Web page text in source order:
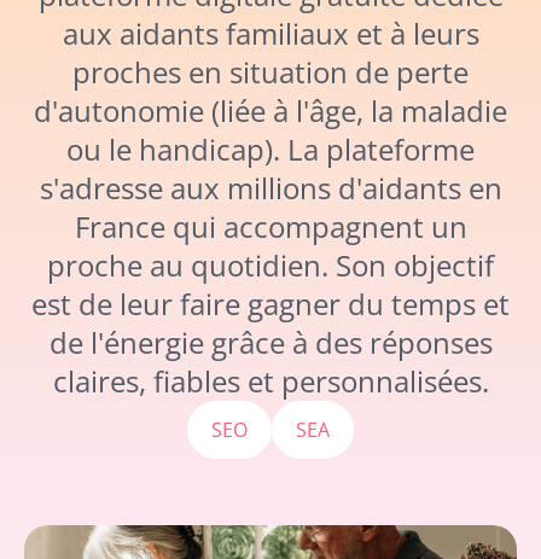
aux aidants familiaux et à leurs
proches en situation de perte
d'autonomie (liée à l'âge, la maladie
ou le handicap). La plateforme
s'adresse aux millions d'aidants en
France qui accompagnent un
proche au quotidien. Son objectif
est de leur faire gagner du temps et
de l'énergie grâce à des réponses
claires, fiables et personnalisées.
SEO SEA